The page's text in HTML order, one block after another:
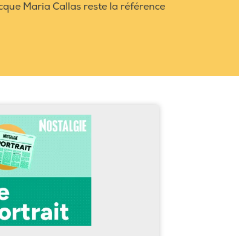
Maria Callas reste la référence